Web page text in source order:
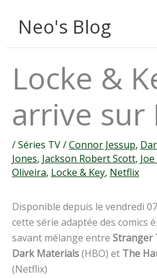
Neo's Blog
Locke &
arrive sur
/Séries TV/Connor Jessup,
Jones, Jackson Robert Scott,
Oliveira, Locke & Key, Netflix
Disponible depuis le vendredi
cette série adaptée des comics
savant mélange entre Stranger
Dark Materials(HBO) et The
(Netflix)